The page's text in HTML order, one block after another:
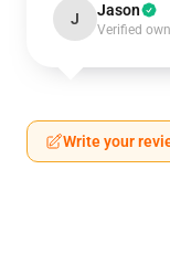
J Jason
Verified
Write your